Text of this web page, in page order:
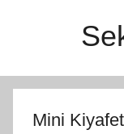
Mini